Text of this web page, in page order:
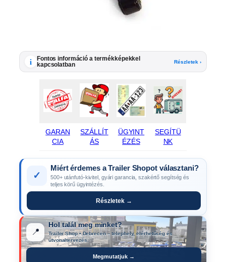
i
Fontos információ a termékképekkel
kapcsolatban
Részletek ›
GARAN
CIA
SZÁLLÍT
ÁS
ÜGYINT
ÉZÉS
SEGÍTÜ
NK
✓
Miért érdemes a Trailer Shopot választani?
500+ utánfutó-kivitel, gyári garancia, szakértő segítség és
teljes körű ügyintézés.
Részletek →
📍
Hol talál meg minket?
Trailer Shop • Debrecen – telephely, elérhetőség és
útvonaltervezés.
Megmutatjuk →